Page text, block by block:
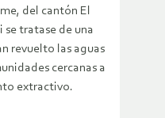
del cantón El
tratase de una
revuelto las aguas
cercanas a
extractivo.